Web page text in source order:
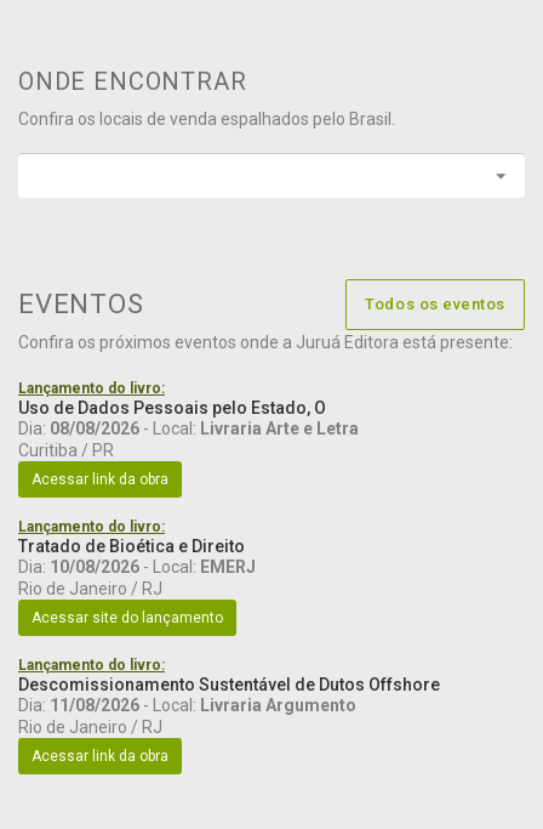
ONDE ENCONTRAR
Confira os locais de venda espalhados pelo Brasil.
EVENTOS Todos os eventos
Confira os próximos eventos onde a Juruá Editora está presente:
Lançamento do livro:
Uso de Dados Pessoais pelo Estado, O
Dia: 08/08/2026 - Local: Livraria Arte e Letra
Curitiba / PR
Acessar link da obra
Lançamento do livro:
Tratado de Bioética e Direito
Dia: 10/08/2026 - Local: EMERJ
Rio de Janeiro / RJ
Acessar site do lançamento
Lançamento do livro:
Descomissionamento Sustentável de Dutos Offshore
Dia: 11/08/2026 - Local: Livraria Argumento
Rio de Janeiro / RJ
Acessar link da obra